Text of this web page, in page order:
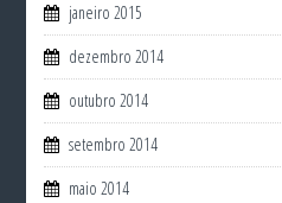
janeiro 2015
dezembro 2014
outubro 2014
setembro 2014
maio 2014